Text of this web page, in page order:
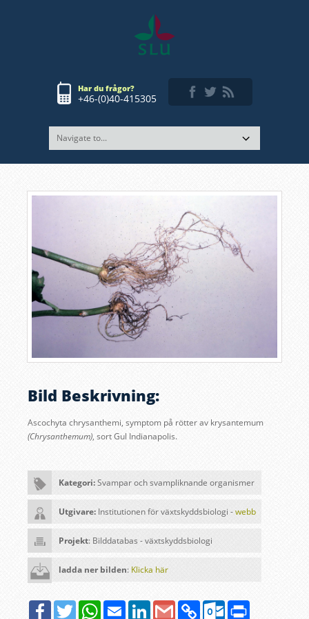
Har du frågor?
+46-(0)40-415305
Bild Beskrivning:
Ascochyta chrysanthemi, symptom på rötter av krysantemum
(Chrysanthemum), sort Gul Indianapolis.
Kategori:Svampar och svampliknande organismer
Utgivare: Institutionen för växtskyddsbiologi -webb
Projekt: Bilddatabas - växtskyddsbiologi
ladda ner bilden: Klicka här
FacebookTwitter WhatsAppEmail LinkedInGoogle Copy
Outlook.com